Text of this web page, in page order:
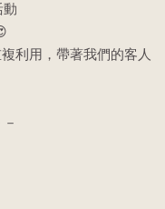
利用，帶著我們的客人